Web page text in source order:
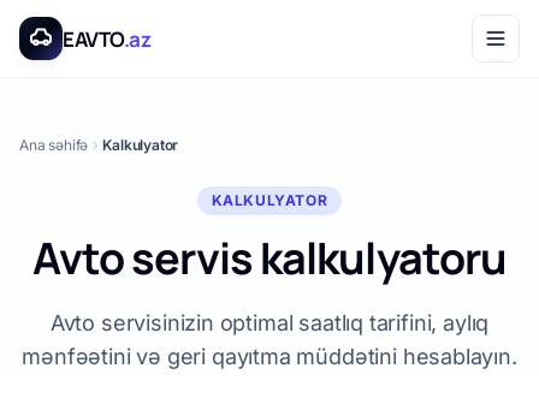
Əsas məzmuna keç
EAVTO.az
Ana səhifə Kalkulyator
KALKULYATOR
Avto servis kalkulyatoru
Avto servisinizin optimal saatlıq tarifini, aylıq
mənfəətini və geri qayıtma müddətini hesablayın.